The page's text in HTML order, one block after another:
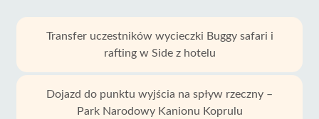
Transfer uczestników wycieczki Buggy safari i
rafting w Side z hotelu
Dojazd do punktu wyjścia na spływ rzeczny –
Park Narodowy Kanionu Koprulu